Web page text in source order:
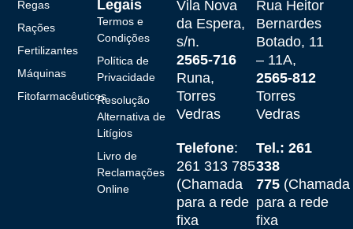
Rua Heitor
Bernardes
Botado, 11
– 11A,
2565-812
Torres
Vedras
Tel.: 261
338
775(Chamada
para a rede
fixa
Vila Nova
da Espera,
s/n.
2565-716
Runa,
Torres
Vedras
Telefone:
261 313 785
(Chamada
para a rede
fixa
Legais
Termos e
Condições
Política de
Privacidade
Resolução
Alternativa de
Litígios
Livro de
Reclamações
Online
Regas
Rações
Fertilizantes
Máquinas
Fitofarmacêuticos